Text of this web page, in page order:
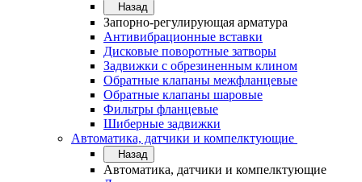
Назад
Запорно-регулирующая арматура
Антивибрационные вставки
Дисковые поворотные затворы
Задвижки с обрезиненным клином
Обратные клапаны межфланцевые
Обратные клапаны шаровые
Фильтры фланцевые
Шиберные задвижки
Автоматика, датчики и компелктующие
Назад
Автоматика, датчики и компелктующие